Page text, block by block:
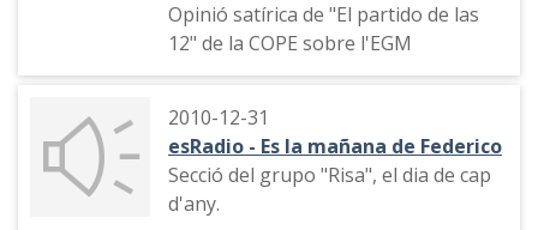
Opinió satírica de "El partido de las
12" de la COPE sobre l'EGM
2010-12-31
esRadio - Es la mañana de Federico
Secció del grupo "Risa", el dia de cap
d'any.